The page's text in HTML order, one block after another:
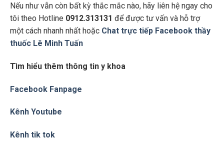
Nếu như vẫn còn bất kỳ thắc mắc nào, hãy liên hệ ngay cho
tôi theo Hotline 0912.313131 để được tư vấn và hỗ trợ
một cách nhanh nhất hoặc Chat trực tiếp Facebook thầy
thuốc Lê Minh Tuấn
Tìm hiểu thêm thông tin y khoa
Facebook Fanpage
Kênh Youtube
Kênh tik tok